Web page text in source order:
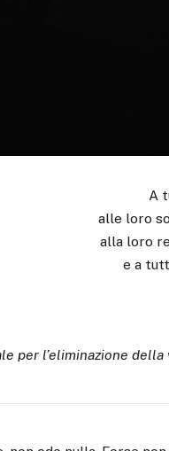
A
alle loro
alla loro
e a
per l’eliminazione